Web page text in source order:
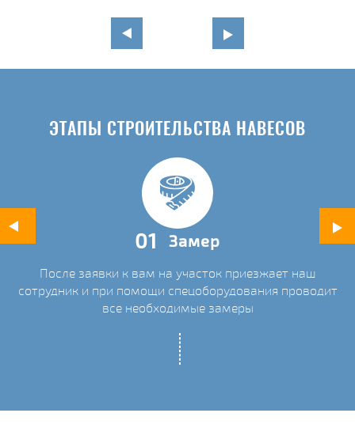
ЭТАПЫ СТРОИТЕЛЬСТВА НАВЕСОВ
01 Замер
После заявки к вам на участок приезжает наш
сотрудник и при помощи спецоборудования проводит
все необходимые замеры